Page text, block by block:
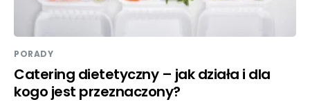
PORADY
Catering dietetyczny – jak działa i dla
kogo jest przeznaczony?